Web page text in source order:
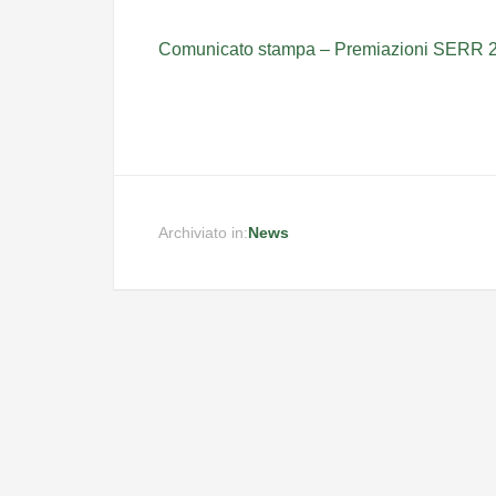
Comunicato stampa – Premiazioni SERR
Archiviato in:News